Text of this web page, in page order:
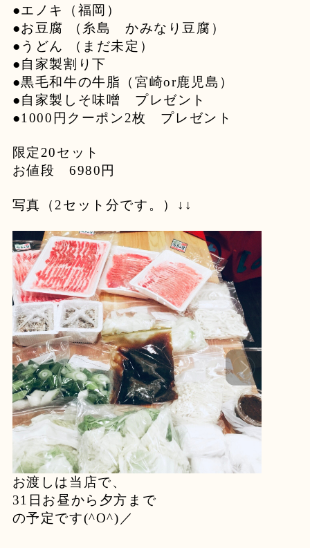
●エノキ（福岡）
●お豆腐 （糸島 かみなり豆腐）
●うどん （まだ未定）
●自家製割り下
●黒毛和牛の牛脂（宮崎or鹿児島）
●自家製しそ味噌 プレゼント
●1000円クーポン2枚 プレゼント
限定20セット
お値段 6980円
写真（2セット分です。）↓↓
お渡しは当店で、
31日お昼から夕方まで
の予定です(^O^)／